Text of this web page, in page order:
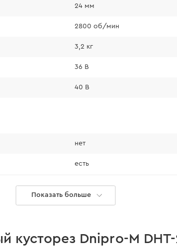
аккумуляторы:
24 мм
2800 об/мин
3,2 кг
36 В
40 В
нет
есть
есть
есть
Показать больше
кусторез Dnipro-M